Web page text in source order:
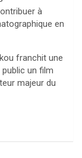
à
en
franchit une
un film
majeur du